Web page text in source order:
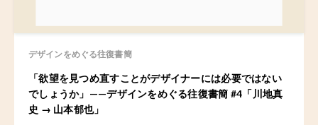
デザインをめぐる往復書簡
「欲望を見つめ直すことがデザイナーには必要ではない
でしょうか」——デザインをめぐる往復書簡 #4「川地真
史 → 山本郁也」